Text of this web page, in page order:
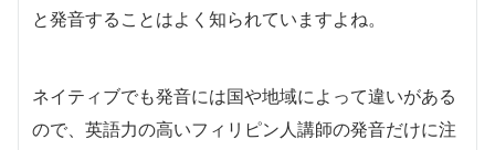
と発音することはよく知られていますよね。
ネイティブでも発音には国や地域によって違いがある
ので、英語力の高いフィリピン人講師の発音だけに注